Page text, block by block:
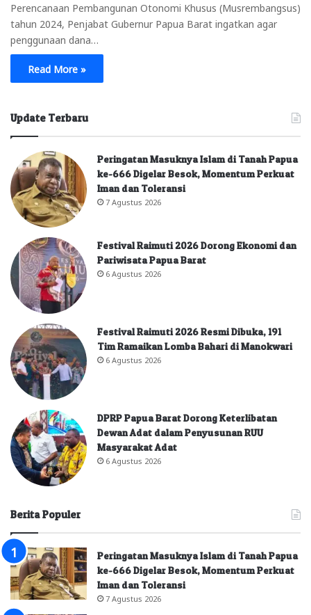
Perencanaan Pembangunan Otonomi Khusus (Musrembangsus)
tahun 2024, Penjabat Gubernur Papua Barat ingatkan agar
penggunaan dana…
Read More »
Update Terbaru
Peringatan Masuknya Islam di Tanah Papua
ke-666 Digelar Besok, Momentum Perkuat
Iman dan Toleransi
7 Agustus 2026
Festival Raimuti 2026 Dorong Ekonomi dan
Pariwisata Papua Barat
6 Agustus 2026
Festival Raimuti 2026 Resmi Dibuka, 191
Tim Ramaikan Lomba Bahari di Manokwari
6 Agustus 2026
DPRP Papua Barat Dorong Keterlibatan
Dewan Adat dalam Penyusunan RUU
Masyarakat Adat
6 Agustus 2026
Berita Populer
Peringatan Masuknya Islam di Tanah Papua
ke-666 Digelar Besok, Momentum Perkuat
Iman dan Toleransi
7 Agustus 2026